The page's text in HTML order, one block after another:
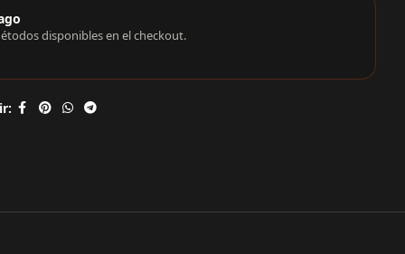
disponibles en el checkout.